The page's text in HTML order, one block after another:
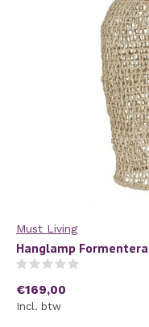
Must Living
Hanglamp Formentera
€169,00
Incl. btw